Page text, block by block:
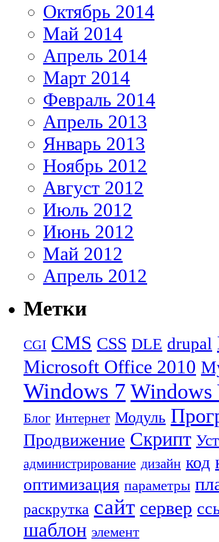
Октябрь 2014
Май 2014
Апрель 2014
Март 2014
Февраль 2014
Апрель 2013
Январь 2013
Ноябрь 2012
Август 2012
Июль 2012
Июнь 2012
Май 2012
Апрель 2012
Метки
CGI CMS CSS DLE drupal
Microsoft Office 2010
Windows 7 Windows
Блог Интернет Модуль
Продвижение Скрипт
администрирование дизайн код
оптимизация параметры
раскрутка сайт сервер
шаблон элемент